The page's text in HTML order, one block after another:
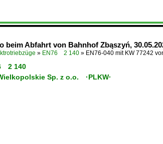
beim Abfahrt von Bahnhof Zbąszyń,
» EN76 2 140 » EN76-040 mit KW 77242
2 140
Sp. z o.o. ·PLKW·